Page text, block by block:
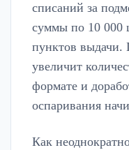
списаний за
суммы по 10 000
пунктов выдачи.
увеличит
формате и
оспаривания
Как